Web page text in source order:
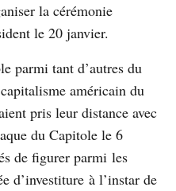
la cérémonie
le 20 janvier.
parmi tant d’autres du
américain du
pris leur distance avec
du Capitole le 6
de figurer parmi les
d’investiture à l’instar de